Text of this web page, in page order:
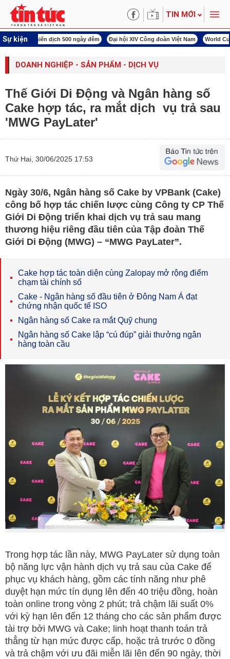
TIN MỚI
Sự kiện
ngày đêm Đại hội XIV Công đoàn Việt Nam World Cup 2026 Kỳ họp thứ
DOANH NGHIỆP - SẢN PHẨM - DỊCH VỤ
Thế Giới Di Động và Ngân hàng số
Cake hợp tác, ra mắt dịch vụ trả sau
'MWG PayLater'
Thứ Hai, 30/06/2025 17:53
Ngày 30/6, Ngân hàng số Cake by VPBank (Cake)
công bố hợp tác chiến lược cùng Công ty CP Thế
Giới Di Động triển khai dịch vụ trả sau mang
thương hiệu riêng đầu tiên của Tập đoàn Thế
Giới Di Động (MWG) – “MWG PayLater”.
Cake hợp tác toàn diện cùng Zalopay mở rộng điểm
chạm tài chính số
Cake - Ngân hàng số đầu tiên ở Đông Nam Á đạt
chứng nhận quốc tế ISO
Ngân hàng số Cake ra mắt Quỹ chung
Ngân hàng số Cake lập “cú đúp” giải thưởng ngân
hàng toàn cầu
Trong hợp tác lần này, MWG PayLater sử dụng toàn
bộ năng lực vận hành dịch vụ trả sau của Cake để
phục vụ khách hàng, gồm các tính năng như phê
duyệt hạn mức tín dụng lên đến 40 triệu đồng, hoàn
toàn online trong vòng 2 phút; trả chậm lãi suất 0%
với kỳ hạn lên đến 12 tháng cho các sản phẩm được
tài trợ bởi MWG và Cake; linh hoạt thanh toán trả
thẳng từ hạn mức được cấp, hoặc trả trước 0 đồng
và trả chậm với ưu đãi miễn lãi lên đến 90 ngày, thời